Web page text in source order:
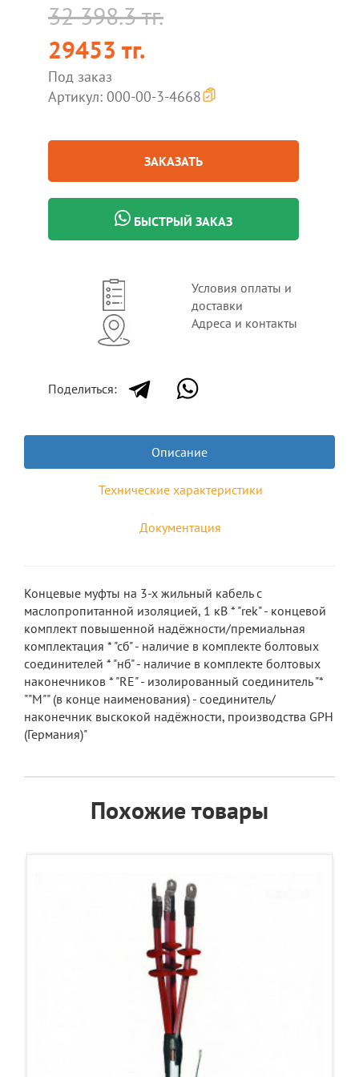
32 398.3 тг.
29453 тг.
Под заказ
Артикул: 000-00-3-4668
ЗАКАЗАТЬ
БЫСТРЫЙ ЗАКАЗ
Условия оплаты и
доставки
Адреса и контакты
Поделиться:
Описание
Технические характеристики
Документация
Концевые муфты на 3-х жильный кабель с
маслопропитанной изоляцией, 1 кВ * "rek" - концевой
комплект повышенной надёжности/премиальная
комплектация * "сб" - наличие в комплекте болтовых
соединителей * "нб" - наличие в комплекте болтовых
наконечников * "RE" - изолированный соединитель "*
""М"" (в конце наименования) - соединитель/
наконечник выскокой надёжности, производства GPH
(Германия)"
Похожие товары